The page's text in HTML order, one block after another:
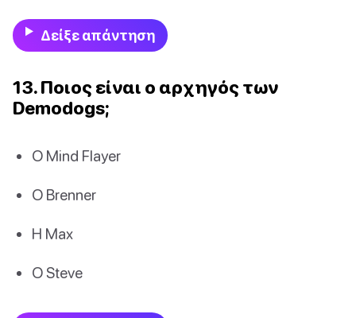
Δείξε απάντηση
13. Ποιος είναι ο αρχηγός των
Demodogs;
Ο Mind Flayer
Ο Brenner
Η Max
Ο Steve